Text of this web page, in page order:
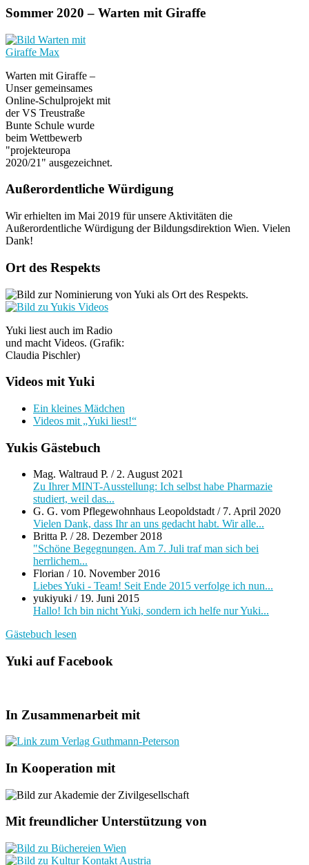
Sommer 2020 – Warten mit Giraffe
Warten mit Giraffe –
Unser gemeinsames
Online-Schulprojekt mit
der VS Treustraße
Bunte Schule wurde
beim Wettbewerb
"projekteuropa
2020/21" ausgezeichnet.
Außerordentliche Würdigung
Wir erhielten im Mai 2019 für unsere Aktivitäten die
Außerordentliche Würdigung der Bildungsdirektion Wien. Vielen
Dank!
Ort des Respekts
Yuki liest auch im Radio
und macht Videos. (Grafik:
Claudia Pischler)
Videos mit Yuki
Ein kleines Mädchen
Videos mit „Yuki liest!“
Yukis Gästebuch
Mag. Waltraud P. /2. August 2021
Zu Ihrer MINT-Ausstellung: Ich selbst habe Pharmazie
studiert, weil das...
G. G. vom Pflegewohnhaus Leopoldstadt/ 7. April 2020
Vielen Dank, dass Ihr an uns gedacht habt. Wir alle...
Britta P. /28. Dezember 2018
"Schöne Begegnungen. Am 7. Juli traf man sich bei
herrlichem...
Florian / 10. November 2016
Liebes Yuki - Team! Seit Ende 2015 verfolge ich nun...
yukiyuki / 19. Juni 2015
Hallo! Ich bin nicht Yuki, sondern ich helfe nur Yuki...
Gästebuch lesen
Yuki auf Facebook
In Zusammenarbeit mit
In Kooperation mit
Mit freundlicher Unterstützung von